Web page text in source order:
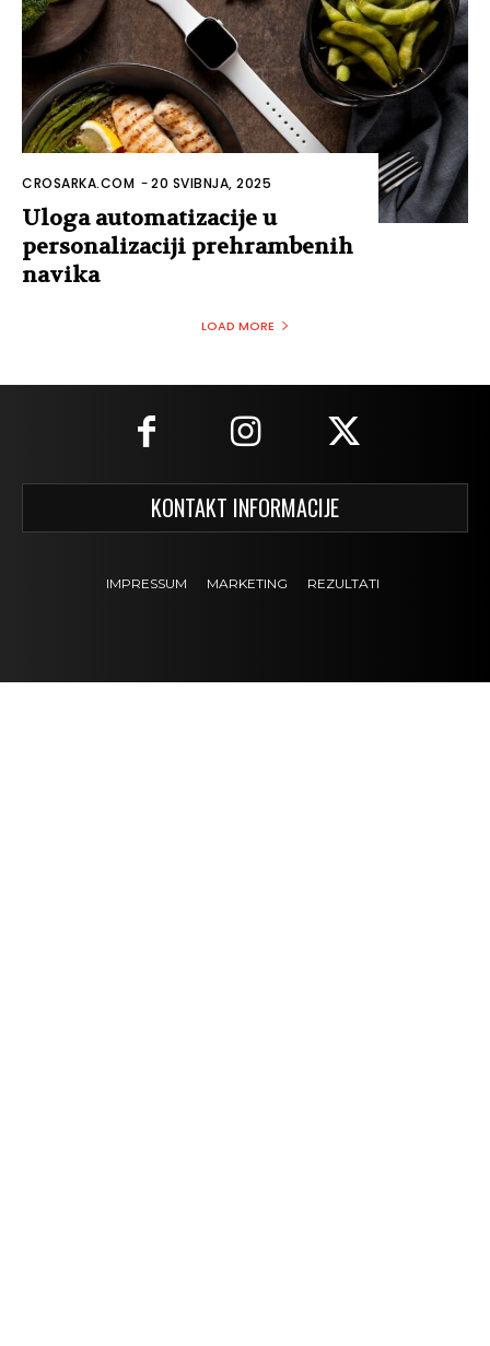
CROSARKA.COM -20 SVIBNJA, 2025
Uloga automatizacije u
personalizaciji prehrambenih
navika
LOAD MORE
KONTAKT INFORMACIJE
IMPRESSUM MARKETING REZULTATI